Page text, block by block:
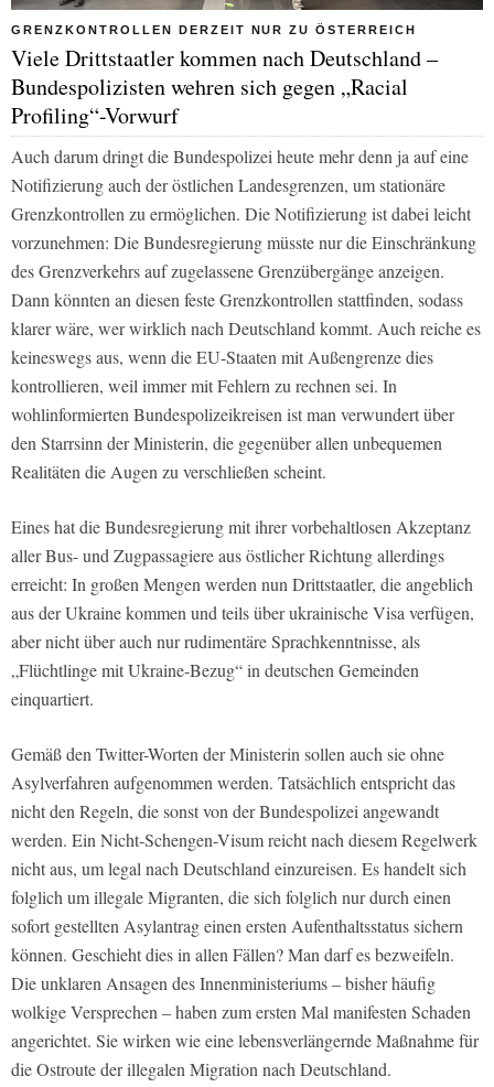
GRENZKONTROLLEN DERZEIT NUR ZU ÖSTERREICH
Viele Drittstaatler kommen nach Deutschland –
Bundespolizisten wehren sich gegen „Racial
Profiling“-Vorwurf
Auch darum dringt die Bundespolizei heute mehr denn ja auf eine
Notifizierung auch der östlichen Landesgrenzen, um stationäre
Grenzkontrollen zu ermöglichen. Die Notifizierung ist dabei leicht
vorzunehmen: Die Bundesregierung müsste nur die Einschränkung
des Grenzverkehrs auf zugelassene Grenzübergänge anzeigen.
Dann könnten an diesen feste Grenzkontrollen stattfinden, sodass
klarer wäre, wer wirklich nach Deutschland kommt. Auch reiche es
keineswegs aus, wenn die EU-Staaten mit Außengrenze dies
kontrollieren, weil immer mit Fehlern zu rechnen sei. In
wohlinformierten Bundespolizeikreisen ist man verwundert über
den Starrsinn der Ministerin, die gegenüber allen unbequemen
Realitäten die Augen zu verschließen scheint.
Eines hat die Bundesregierung mit ihrer vorbehaltlosen Akzeptanz
aller Bus- und Zugpassagiere aus östlicher Richtung allerdings
erreicht: In großen Mengen werden nun Drittstaatler, die angeblich
aus der Ukraine kommen und teils über ukrainische Visa verfügen,
aber nicht über auch nur rudimentäre Sprachkenntnisse, als
„Flüchtlinge mit Ukraine-Bezug“ in deutschen Gemeinden
einquartiert.
Gemäß den Twitter-Worten der Ministerin sollen auch sie ohne
Asylverfahren aufgenommen werden. Tatsächlich entspricht das
nicht den Regeln, die sonst von der Bundespolizei angewandt
werden. Ein Nicht-Schengen-Visum reicht nach diesem Regelwerk
nicht aus, um legal nach Deutschland einzureisen. Es handelt sich
folglich um illegale Migranten, die sich folglich nur durch einen
sofort gestellten Asylantrag einen ersten Aufenthaltsstatus sichern
können. Geschieht dies in allen Fällen? Man darf es bezweifeln.
Die unklaren Ansagen des Innenministeriums – bisher häufig
wolkige Versprechen – haben zum ersten Mal manifesten Schaden
angerichtet. Sie wirken wie eine lebensverlängernde Maßnahme für
die Ostroute der illegalen Migration nach Deutschland.